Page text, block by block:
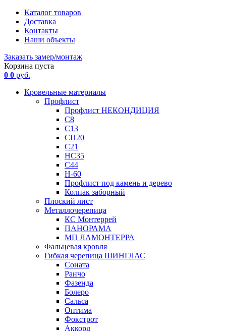
Каталог товаров
Доставка
Контакты
Наши объекты
Заказать замер/монтаж
Корзина пуста
0 0 руб.
Кровельные материалы
Профлист
Профлист НЕКОНДИЦИЯ
С8
С13
СП20
С21
НС35
С44
Н-60
Профлист под камень и дерево
Колпак заборный
Плоский лист
Металлочерепица
КС Монтеррей
ПАНОРАМА
МП ЛАМОНТЕРРА
Фальцевая кровля
Гибкая черепица ШИНГЛАС
Соната
Ранчо
Фазенда
Болеро
Сальса
Оптима
Фокстрот
Аккорд